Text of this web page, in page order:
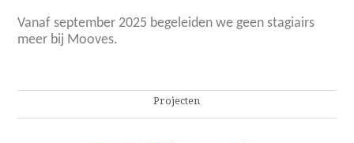
Vanaf september 2025 begeleiden we geen stagiairs
meer bij Mooves.
Projecten